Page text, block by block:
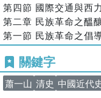
第四節 國際交通與西
第二章 民族革命之醞
第一節 民族革命之倡
第二節 革命集團之組
第三節 革命之履起履蹶
第四節 清廷鈐制之政
第三章 大清帝國之盛
關鍵字
蕭一山 清史 中國近代